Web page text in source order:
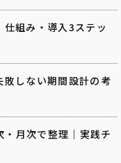
仕組み・導入3ステッ
しない期間設計の考
月次で整理｜実践チ